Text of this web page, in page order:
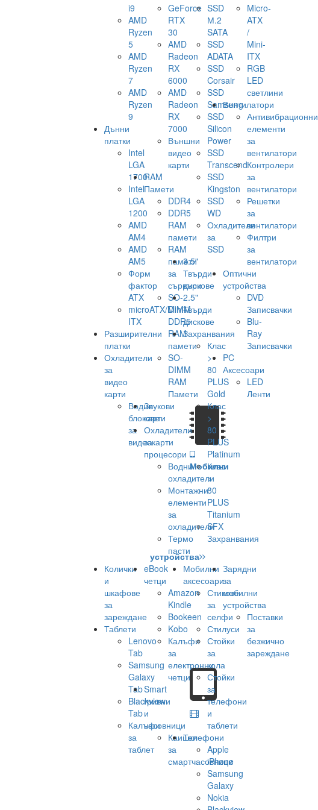
i9
AMD
Ryzen
5
AMD
Ryzen
7
AMD
Ryzen
9
Дънни
платки
Intel
LGA
1700
Intel
LGA
1200
AMD
AM4
AMD
AM5
Форм
фактор
ATX
microATX/Mini-
ITX
Разширителни
платки
Охладители
за
видео
карти
Водни
блокове
за
видеокарти
GeForce
RTX
30
AMD
Radeon
RX
6000
AMD
Radeon
RX
7000
Външни
видео
карти
RAM
Памети
DDR4
DDR5
RAM
памети
RAM
памети
за
сървъри
SO-
DIMM
DDR5
RAM
памети
SO-
DIMM
RAM
Памети
Звукови
карти
Охладители
за
процесори
Водни
охладители
Монтажни
елементи
за
охладители
Термо
пасти
SSD
М.2
SATA
SSD
ADATA
SSD
Corsair
SSD
Samsung
SSD
Silicon
Power
SSD
Transcend
SSD
Kingston
SSD
WD
Охладители
за
SSD
3.5"
Твърди
дискове
2.5"
Твърди
дискове
Захранвания
Клас
>
80
PLUS
Gold
Клас
>
80
PLUS
Platinum
Клас
>
80
PLUS
Titanium
SFX
Захранвания
Micro-
ATX
/
Mini-
ITX
RGB
LED
светлини
Вентилатори
Антивибрационни
елементи
за
вентилатори
Контролери
за
вентилатори
Решетки
за
вентилатори
Филтри
за
вентилатори
Оптични
устройства
DVD
Записвачки
Blu-
Ray
Записвачки
PC
Аксесоари
LED
Ленти
Мобилни
устройства
Колички
и
шкафове
за
зареждане
Таблети
Lenovo
Tab
Samsung
Galaxy
Tab
Blackview
Tab
Калъфи
за
таблет
eBook
четци
Amazon
Kindle
Bookeen
Kobo
Калъфи
за
електронни
четци
Smart
гривни
и
часовници
Каишки
за
смартчасовници
Мобилни
аксесоари
Стикове
за
селфи
Стилуси
Стойки
за
кола
Стойки
за
телефони
и
таблети
Телефони
Apple
iPhone
Samsung
Galaxy
Nokia
Зарядни
за
мобилни
устройства
Поставки
за
безжично
зареждане